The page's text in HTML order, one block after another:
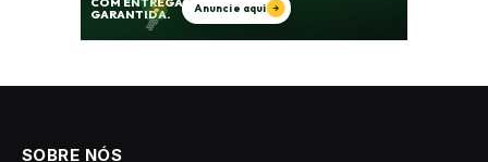
SOBRE NÓS